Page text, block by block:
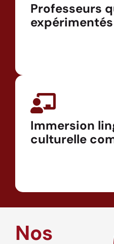
Professeurs
expérimentés
Immersion
culturelle
Nos